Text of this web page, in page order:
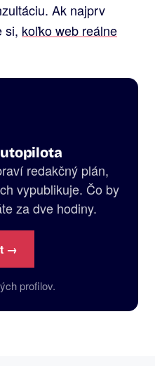
Ak najprv
si, koľko web reálne
redakčný plán,
vypublikuje. Čo by
za dve hodiny.
→
profilov.